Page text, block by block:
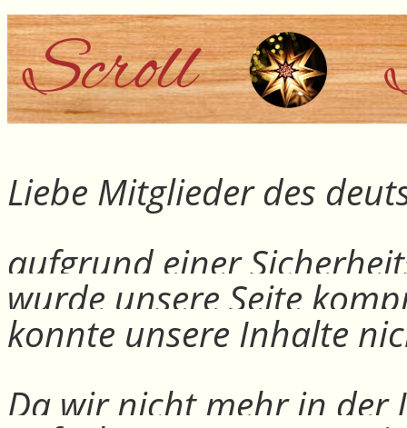
Liebe Mitglieder des
aufgrund einer
wurde unsere Seite
konnte unsere Inhalte
Da wir nicht mehr in der